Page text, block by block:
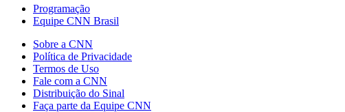
Programação
Equipe CNN Brasil
Sobre a CNN
Política de Privacidade
Termos de Uso
Fale com a CNN
Distribuição do Sinal
Faça parte da Equipe CNN